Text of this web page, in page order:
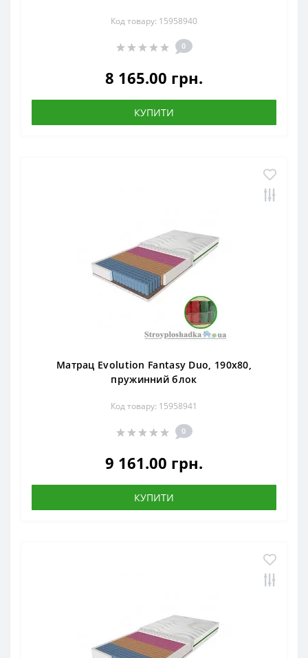
Код товару: 15958940
0
8 165.00 грн.
КУПИТИ
Матрац Evolution Fantasy Duo, 190x80,
пружинний блок
Код товару: 15958941
0
9 161.00 грн.
КУПИТИ